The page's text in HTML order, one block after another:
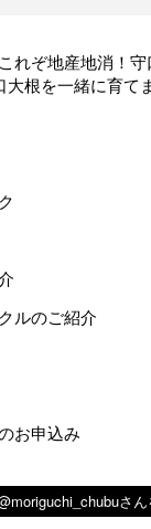
れぞ地産地消！
根を一緒に育て
ルのご紹介
お申込み